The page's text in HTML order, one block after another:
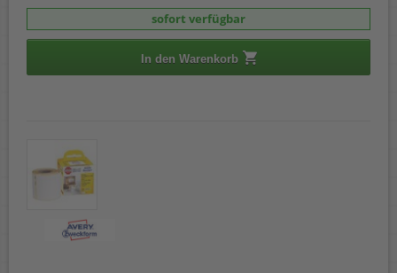
sofort verfügbar
In den Warenkorb